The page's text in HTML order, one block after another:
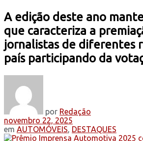
A edição deste ano
que caracteriza a
jornalistas de diferentes
país participando da
por Redação
novembro 22, 2025
em AUTOMÓVEIS, DESTAQUES